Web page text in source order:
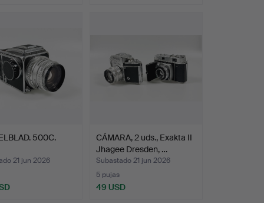
500C.
21 jun 2026
CÁMARA, 2 uds., Exakta II
Jhagee Dresden, …
Subastado 21 jun 2026
5 pujas
49 USD